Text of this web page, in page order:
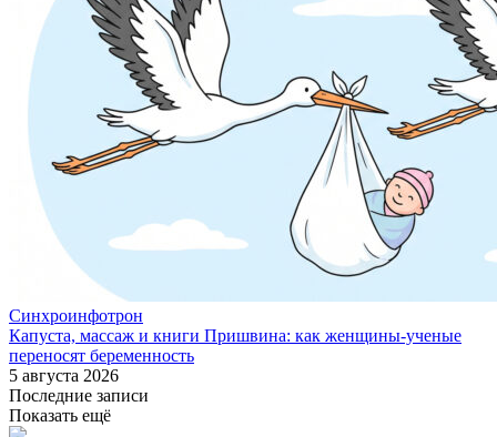
Синхроинфотрон
Капуста, массаж и книги Пришвина: как женщины-ученые
переносят беременность
5 августа 2026
Последние записи
Показать ещё